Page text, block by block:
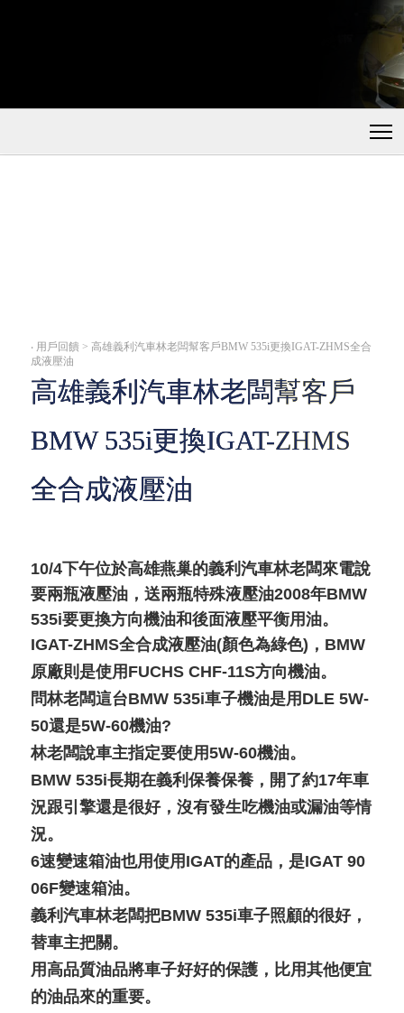
‧ 用戶回饋 > 高雄義利汽車林老闆幫客戶BMW 535i更換IGAT-ZHMS全合
成液壓油
高雄義利汽車林老闆幫客戶
BMW 535i更換IGAT-ZHMS
全合成液壓油
10/4下午位於高雄燕巢的義利汽車林老闆來電說
要兩瓶液壓油，送兩瓶特殊液壓油2008年BMW
535i要更換方向機油和後面液壓平衡用油。
IGAT-ZHMS全合成液壓油(顏色為綠色)，BMW
原廠則是使用FUCHS CHF-11S方向機油。
問林老闆這台BMW 535i車子機油是用DLE 5W-
50還是5W-60機油?
林老闆說車主指定要使用5W-60機油。
BMW 535i長期在義利保養保養，開了約17年車
況跟引擎還是很好，沒有發生吃機油或漏油等情
況。
6速變速箱油也用使用IGAT的產品，是IGAT 90
06F變速箱油。
義利汽車林老闆把BMW 535i車子照顧的很好，
替車主把關。
用高品質油品將車子好好的保護，比用其他便宜
的油品來的重要。